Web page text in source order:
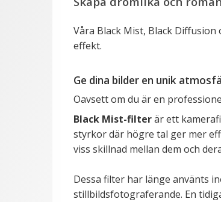
Våra Black Mist, Black
effekt.
Ge dina bilder en unik
Oavsett om du är en
Black Mist-filterär ett
styrkor där högre tal ger mer
viss skillnad mellan dem och
Dessa filter har länge använts
stillbildsfotograferande. En